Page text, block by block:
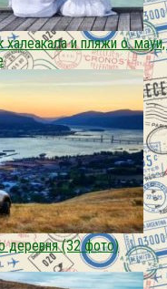
и пляжи о. мауи,
деревня (32 фото)